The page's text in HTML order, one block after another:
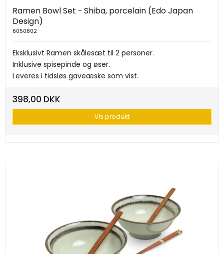
Ramen Bowl Set - Shiba, porcelain (Edo Japan
Design)
6050802
Eksklusivt Ramen skålesæt til 2 personer.
Inklusive spisepinde og øser.
Leveres i tidsløs gaveæske som vist.
398,00 DKK
Vis produkt